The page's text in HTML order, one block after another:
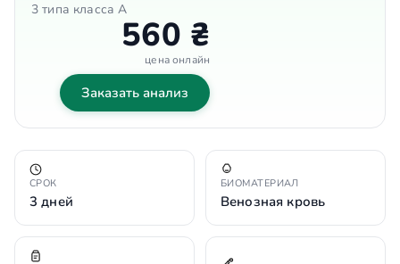
3 типа класса A
560 ₴
цена онлайн
Заказать анализ
СРОК
3 дней
БИОМАТЕРИАЛ
Венозная кровь